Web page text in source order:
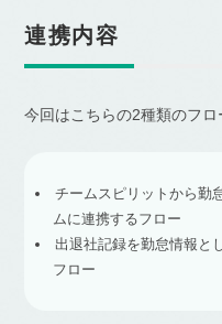
連携内容
今回はこちらの2種類のフロ
チームスピリットから勤
ムに連携するフロー
出退社記録を勤怠情報と
フロー